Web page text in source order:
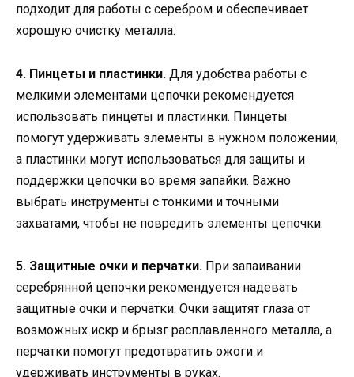
подходит для работы с серебром и обеспечивает
хорошую очистку металла.
4. Пинцеты и пластинки. Для удобства работы с
мелкими элементами цепочки рекомендуется
использовать пинцеты и пластинки. Пинцеты
помогут удерживать элементы в нужном положении,
а пластинки могут использоваться для защиты и
поддержки цепочки во время запайки. Важно
выбрать инструменты с тонкими и точными
захватами, чтобы не повредить элементы цепочки.
5. Защитные очки и перчатки. При запаивании
серебрянной цепочки рекомендуется надевать
защитные очки и перчатки. Очки защитят глаза от
возможных искр и брызг расплавленного металла, а
перчатки помогут предотвратить ожоги и
удерживать инструменты в руках.